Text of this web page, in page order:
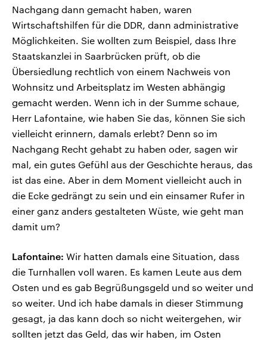
Nachgang dann gemacht haben, waren
Wirtschaftshilfen für die DDR, dann administrative
Möglichkeiten. Sie wollten zum Beispiel, dass Ihre
Staatskanzlei in Saarbrücken prüft, ob die
Übersiedlung rechtlich von einem Nachweis von
Wohnsitz und Arbeitsplatz im Westen abhängig
gemacht werden. Wenn ich in der Summe schaue,
Herr Lafontaine, wie haben Sie das, können Sie sich
vielleicht erinnern, damals erlebt? Denn so im
Nachgang Recht gehabt zu haben oder, sagen wir
mal, ein gutes Gefühl aus der Geschichte heraus, das
ist das eine. Aber in dem Moment vielleicht auch in
die Ecke gedrängt zu sein und ein einsamer Rufer in
einer ganz anders gestalteten Wüste, wie geht man
damit um?
Lafontaine: Wir hatten damals eine Situation, dass
die Turnhallen voll waren. Es kamen Leute aus dem
Osten und es gab Begrüßungsgeld und so weiter und
so weiter. Und ich habe damals in dieser Stimmung
gesagt, ja das kann doch so nicht weitergehen, wir
sollten jetzt das Geld, das wir haben, im Osten